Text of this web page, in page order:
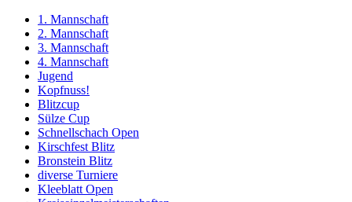
1. Mannschaft
2. Mannschaft
3. Mannschaft
4. Mannschaft
Jugend
Kopfnuss!
Blitzcup
Sülze Cup
Schnellschach Open
Kirschfest Blitz
Bronstein Blitz
diverse Turniere
Kleeblatt Open